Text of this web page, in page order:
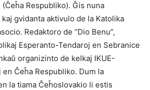
Respubliko). Ĝis nuna
gvidanta aktivulo de la Katolika
Redaktoro de “Dio Benu”,
Esperanto-Tendaroj en Sebranice
organizinto de kelkaj IKUE-
Ĉeĥa Respubliko. Dum la
la tiama Ĉeĥoslovakio li estis